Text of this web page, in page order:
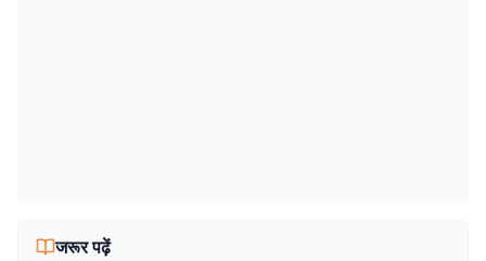
जरूर पढ़ें